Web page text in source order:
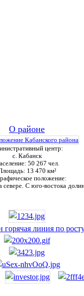
О районе
центр:
с. Кабанск
50 267 чел.
13 470 км²
положение:
С юго-востока